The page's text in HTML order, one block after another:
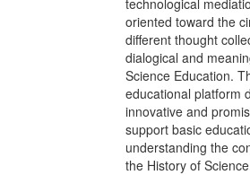
technological
oriented toward the
different thought
dialogical and
Science Education.
educational platform
innovative and
support basic
understanding the
the History of